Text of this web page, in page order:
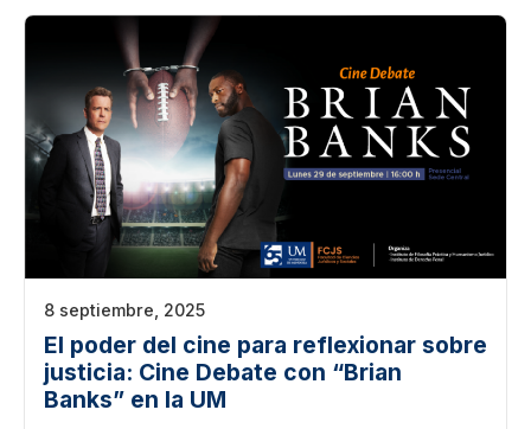
8 septiembre, 2025
El poder del cine para reflexionar sobre
justicia: Cine Debate con “Brian
Banks” en la UM